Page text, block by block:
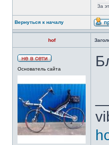
За
Вернуться к началу
hof
Основатель сайта